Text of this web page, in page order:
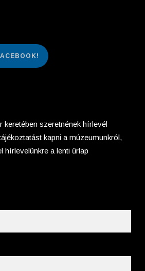
keretében szeretnének hírlevél
kapni a múzeumunkról,
hírlevelünkre a lenti űrlap